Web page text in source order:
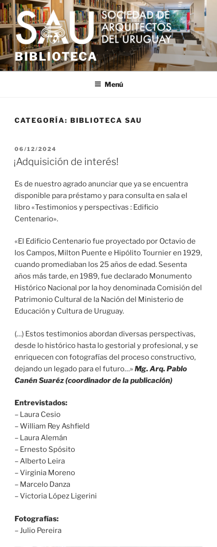
Saltar
al
contenido
BIBLIOTECA
Menú
CATEGORÍA: BIBLIOTECA SAU
PUBLICADO
EL
06/12/2024
¡Adquisición de interés!
Es de nuestro agrado anunciar que ya se encuentra
disponible para préstamo y para consulta en sala el
libro «Testimonios y perspectivas : Edificio
Centenario».
«El Edificio Centenario fue proyectado por Octavio de
los Campos, Milton Puente e Hipólito Tournier en 1929,
cuando promediaban los 25 años de edad. Sesenta
años más tarde, en 1989, fue declarado Monumento
Histórico Nacional por la hoy denominada Comisión del
Patrimonio Cultural de la Nación del Ministerio de
Educación y Cultura de Uruguay.
(…) Estos testimonios abordan diversas perspectivas,
desde lo histórico hasta lo gestorial y profesional, y se
enriquecen con fotografías del proceso constructivo,
dejando un legado para el futuro…» Mg. Arq. Pablo
Canén Suaréz (coordinador de la publicación)
Entrevistados:
– Laura Cesio
– William Rey Ashfield
– Laura Alemán
– Ernesto Spósito
– Alberto Leira
– Virginia Moreno
– Marcelo Danza
– Victoria López Ligerini
Fotografías:
– Julio Pereira